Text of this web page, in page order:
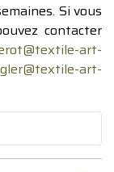
Si vous
contacter
art-
art-